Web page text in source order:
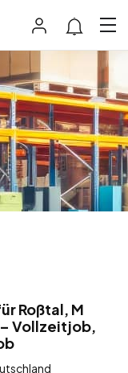
Roßtal, M
Vollzeitjob,